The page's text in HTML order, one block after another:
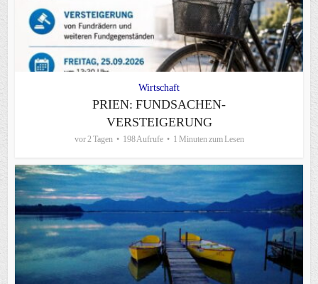
Wirtschaft
PRIEN: FUNDSACHEN-
VERSTEIGERUNG
vor 2 Tagen 198 Aufrufe 1 Minuten zum Lesen